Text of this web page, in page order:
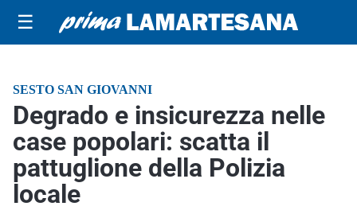
☰
SESTO SAN GIOVANNI
Degrado e insicurezza nelle
case popolari: scatta il
pattuglione della Polizia
locale